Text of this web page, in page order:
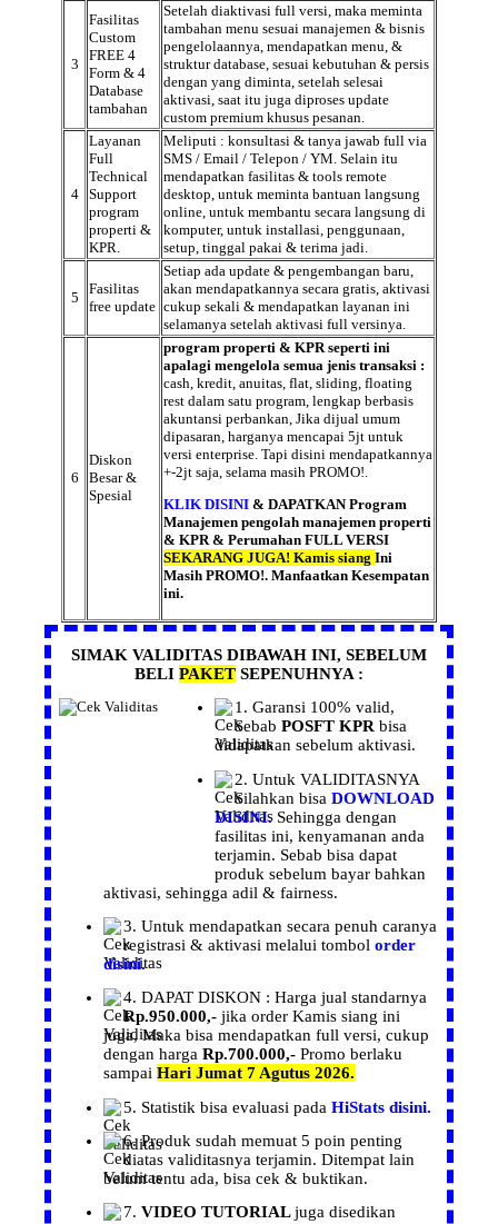
3
Fasilitas
Custom
FREE 4
Form & 4
Database
tambahan
Setelah diaktivasi full versi, maka meminta
tambahan menu sesuai manajemen & bisnis
pengelolaannya, mendapatkan menu, &
struktur database, sesuai kebutuhan & persis
dengan yang diminta, setelah selesai
aktivasi, saat itu juga diproses update
custom premium khusus pesanan.
4
Layanan
Full
Technical
Support
program
properti &
KPR.
Meliputi : konsultasi & tanya jawab full via
SMS / Email / Telepon / YM. Selain itu
mendapatkan fasilitas & tools remote
desktop, untuk meminta bantuan langsung
online, untuk membantu secara langsung di
komputer, untuk installasi, penggunaan,
setup, tinggal pakai & terima jadi.
5
Fasilitas
free update
Setiap ada update & pengembangan baru,
akan mendapatkannya secara gratis, aktivasi
cukup sekali & mendapatkan layanan ini
selamanya setelah aktivasi full versinya.
6
Diskon
Besar &
Spesial
program properti & KPR seperti ini
apalagi mengelola semua jenis transaksi :
cash, kredit, anuitas, flat, sliding, floating
rest dalam satu program, lengkap berbasis
akuntansi perbankan, Jika dijual umum
dipasaran, harganya mencapai 5jt untuk
versi enterprise. Tapi disini mendapatkannya
+-2jt saja, selama masih PROMO!.
KLIK DISINI & DAPATKAN Program
Manajemen pengolah manajemen properti
& KPR & Perumahan FULL VERSI
SEKARANG JUGA! Kamis siang Ini
Masih PROMO!. Manfaatkan Kesempatan
ini.
SIMAK VALIDITAS DIBAWAH INI, SEBELUM
BELI PAKET SEPENUHNYA :
1.Garansi 100% valid,
SebabPOSFT KPR bisa
didapatkan sebelum aktivasi.
2. UntukVALIDITASNYA
Silahkan bisaDOWNLOAD
DISINI.Sehingga dengan
fasilitas ini, kenyamanan anda
terjamin. Sebab bisa dapat
produk sebelum bayar bahkan
aktivasi, sehingga adil & fairness.
3. Untuk mendapatkan secara penuh caranya
registrasi & aktivasi melalui tombolorder
disini.
4. DAPATDISKON : Hargajual standarnya
Rp.950.000,- jika orderKamis siang ini
juga, Maka bisa mendapatkanfull versi, cukup
dengan hargaRp.700.000,- Promo berlaku
sampaiHari Jumat 7 Agutus 2026.
5. Statistik bisa evaluasi padaHiStats disini.
6.Produk sudah memuat 5 poin penting
diatas validitasnya terjamin. Ditempat lain
belum tentu ada, bisa cek & buktikan.
7.VIDEO TUTORIALjuga disedikan